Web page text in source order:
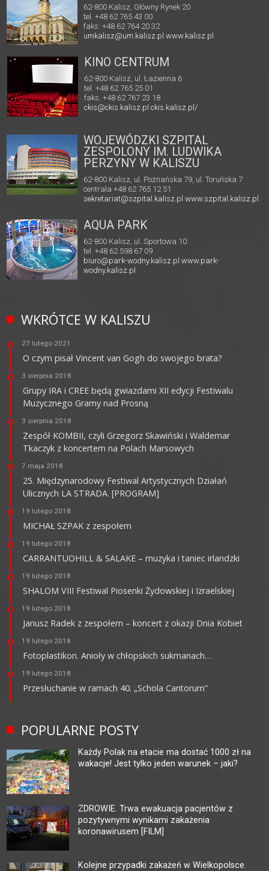
62-800 Kalisz, Główny Rynek 20
tel. +48 62 765 43 00
faks: +48 62 764 20 32
umkalisz@um.kalisz.plwww.kalisz.pl
KINO CENTRUM
62-800 Kalisz, ul. Łazienna 6
tel. +48 62 765 25 01
faks. +48 62 767 23 18
ckis@ckis.kalisz.pl ckis.kalisz.pl/
WOJEWÓDZKI SZPITAL
ZESPOLONY IM. LUDWIKA
PERZYNY W KALISZU
62-800 Kalisz, ul. Poznańska 79, ul. Toruńska 7
centrala +48 62 765 12 51
sekretariat@szpital.kalisz.pl www.szpital.kalisz.pl
AQUA PARK
62-800 Kalisz, ul. Sportowa 10
tel. +48 62 598 67 09
biuro@park-wodny.kalisz.pl www.park-
wodny.kalisz.pl
WKRÓTCE W KALISZU
27 lutego 2021
O czym pisał Vincent van Gogh do swojego brata?
3 sierpnia 2018
Grupy IRA i CREE będą gwiazdami XII edycji Festiwalu
Muzycznego Gramy nad Prosną
3 sierpnia 2018
Zespół KOMBII, czyli Grzegorz Skawiński i Waldemar
Tkaczyk z koncertem na Polach Marsowych
7 maja 2018
25. Międzynarodowy Festiwal Artystycznych Działań
Ulicznych LA STRADA. [PROGRAM]
19 lutego 2018
MICHAŁ SZPAK z zespołem
19 lutego 2018
CARRANTUOHILL & SALAKE – muzyka i taniec irlandzki
19 lutego 2018
SHALOM VIII Festiwal Piosenki Żydowskiej i Izraelskiej
19 lutego 2018
Janusz Radek z zespołem – koncert z okazji Dnia Kobiet
19 lutego 2018
Fotoplastikon. Anioły w chłopskich sukmanach…
19 lutego 2018
Przesłuchanie w ramach 40. „Schola Cantorum”
POPULARNE POSTY
Każdy Polak na etacie ma dostać 1000 zł na
wakacje! Jest tylko jeden warunek – jaki?
ZDROWIE. Trwa ewakuacja pacjentów z
pozytywnymi wynikami zakażenia
koronawirusem [FILM]
Kolejne przypadki zakażeń w Wielkopolsce.